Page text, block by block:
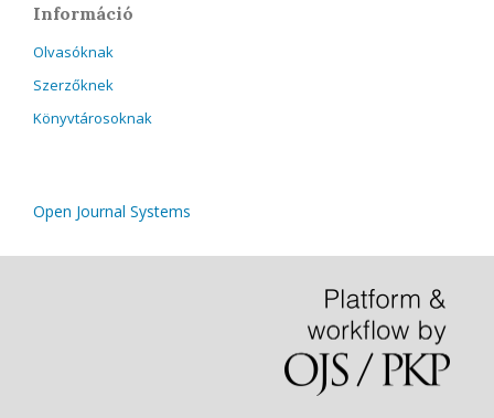
Információ
Olvasóknak
Szerzőknek
Könyvtárosoknak
Open Journal Systems